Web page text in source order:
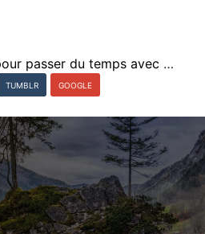
La vie est trop courte pour passer du temps avec des gens qui ne sont pas ingÃ©nieux.
TUMBLR GOOGLE